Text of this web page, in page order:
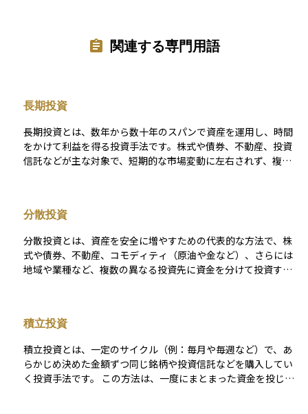
関連する専門用語
長期投資
長期投資とは、数年から数十年のスパンで資産を運用し、時間
をかけて利益を得る投資手法です。株式や債券、不動産、投資
信託などが主な対象で、短期的な市場変動に左右されず、複利
分散投資
分散投資とは、資産を安全に増やすための代表的な方法で、株
式や債券、不動産、コモディティ（原油や金など）、さらには
地域や業種など、複数の異なる投資先に資金を分けて投資する
に集中させるよりも値動きの影響が分散されるため、長期的に
はより安定したリターンが期待できます。 ただし、あらゆるリ
スクが消えるわけではなく、世界全体の経済状況が悪化すれば
同時に下落するケースもあるため、投資を行う際は目標や投資
期間、リスク許容度を考慮したうえで、計画的に実行すること
積立投資
積立投資とは、一定のサイクル（例：毎月や毎週など）で、あ
らかじめ決めた金額ずつ同じ銘柄や投資信託などを購入してい
く投資手法です。 この方法は、一度にまとまった資金を投じる